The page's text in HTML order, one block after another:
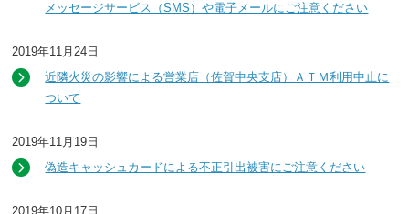
メッセージサービス（SMS）や電子メールにご注意ください
2019年11月24日
近隣火災の影響による営業店（佐賀中央支店）ＡＴＭ利用中止に
ついて
2019年11月19日
偽造キャッシュカードによる不正引出被害にご注意ください
2019年10月17日